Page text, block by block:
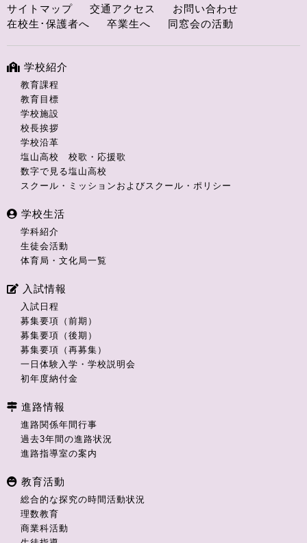
サイトマップ 交通アクセス
お問い合わせ
在校生･保護者へ
卒業生へ 同窓会の活動
学校紹介
教育課程
教育目標
学校施設
校長挨拶
学校沿革
塩山高校 校歌・応援歌
数字で見る塩山高校
スクール・ミッションおよびスクール・ポリシー
学校生活
学科紹介
生徒会活動
体育局・文化局一覧
入試情報
入試日程
募集要項（前期）
募集要項（後期）
募集要項（再募集）
一日体験入学・学校説明会
初年度納付金
進路情報
進路関係年間行事
過去3年間の進路状況
進路指導室の案内
教育活動
総合的な探究の時間活動状況
理数教育
商業科活動